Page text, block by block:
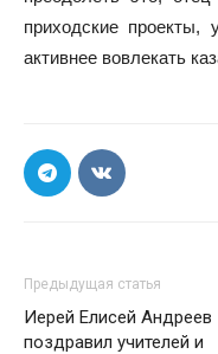
приходские проекты,
активнее вовлекать
Предыдущая статья
Иерей Елисей Андреев
поздравил учителей и